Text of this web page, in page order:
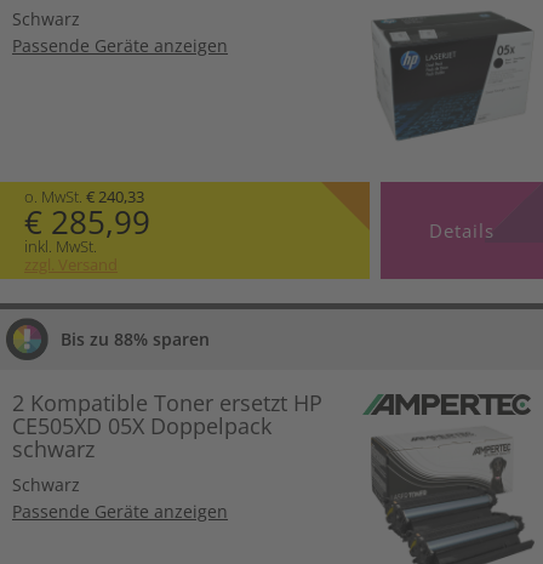
Schwarz
Passende Geräte anzeigen
o. MwSt. € 240,33
€ 285,99
inkl. MwSt.
zzgl. Versand
Details
Bis zu 88% sparen
2 Kompatible Toner ersetzt HP
CE505XD 05X Doppelpack
schwarz
Schwarz
Passende Geräte anzeigen